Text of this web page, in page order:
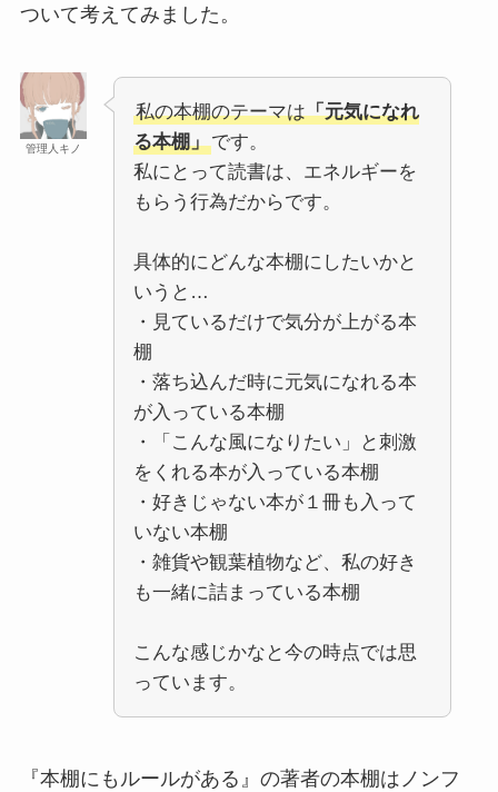
ついて考えてみました。
管理人キノ
私の本棚のテーマは「元気になれ
る本棚」です。
私にとって読書は、エネルギーを
もらう行為だからです。
具体的にどんな本棚にしたいかと
いうと…
・見ているだけで気分が上がる本
棚
・落ち込んだ時に元気になれる本
が入っている本棚
・「こんな風になりたい」と刺激
をくれる本が入っている本棚
・好きじゃない本が１冊も入って
いない本棚
・雑貨や観葉植物など、私の好き
も一緒に詰まっている本棚
こんな感じかなと今の時点では思
っています。
『本棚にもルールがある』の著者の本棚はノンフ